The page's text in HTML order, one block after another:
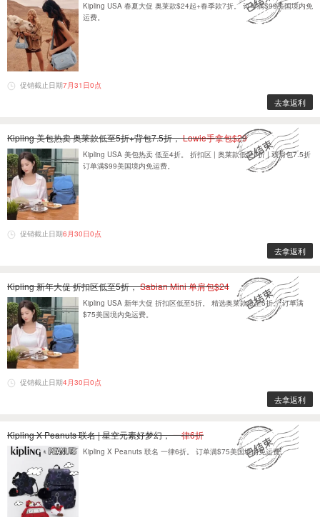
Kipling USA 春夏大促 奥莱款$24起+春季款7折。 订单满$99美国境内免
运费。
促销截止日期7月31日0点
去拿返利
Kipling 美包热卖 奥莱款低至5折+背包7.5折，Lowie手拿包$29
Kipling USA 美包热卖 低至4折。 折扣区 | 奥莱款低至5折 | 双肩包7.5折
订单满$99美国境内免运费。
促销截止日期6月30日0点
去拿返利
Kipling 新年大促 折扣区低至5折，Sabian Mini 单肩包$24
Kipling USA 新年大促 折扣区低至5折。 精选奥莱款低至5折。 订单满
$75美国境内免运费。
促销截止日期4月30日0点
去拿返利
Kipling X Peanuts 联名 | 星空元素好梦幻，一律6折
Kipling X Peanuts 联名 一律6折。 订单满$75美国境内免运费。